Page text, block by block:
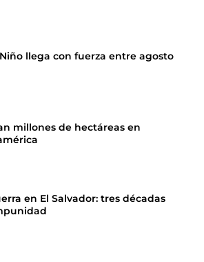
llega con fuerza entre agosto
millones de hectáreas en
en El Salvador: tres décadas